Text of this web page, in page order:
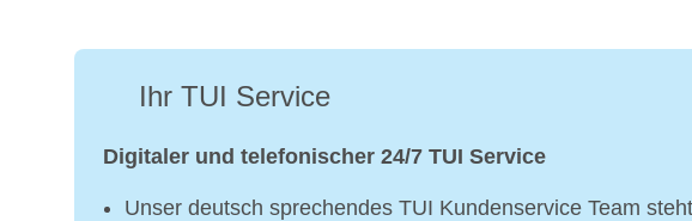
Ihr TUI Service
Digitaler und telefonischer 24/7 TUI Service
Unser deutsch sprechendes TUI Kundenservice Team